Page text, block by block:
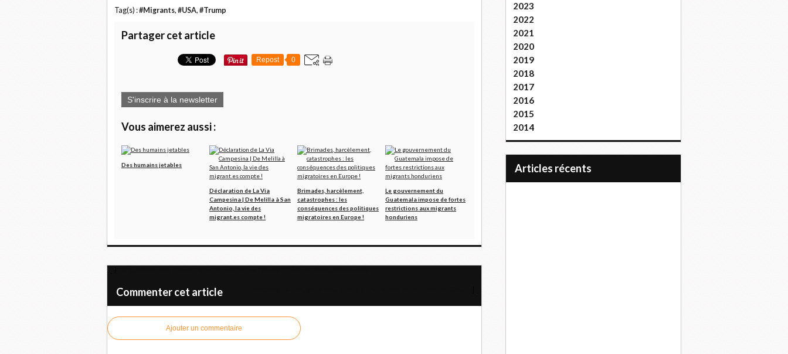
Tag(s) :#Migrants, #USA, #Trump
Partager cet article
Repost 0
S'inscrire à la newsletter
Vous aimerez aussi :
Des humains jetables
Déclaration de La Via
Campesina | De Melilla à San
Antonio, la vie des
migrant.es compte !
Brimades, harcèlement,
catastrophes : les
conséquences des politiques
migratoires en Europe !
Le gouvernement du
Guatemala impose de fortes
restrictions aux migrants
honduriens
Commenter cet article
Ajouter un commentaire
2023
2022
2021
2020
2019
2018
2017
2016
2015
2014
articles récents